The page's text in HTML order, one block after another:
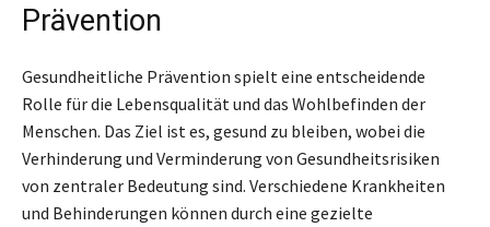
Prävention
Gesundheitliche Prävention spielt eine entscheidende
Rolle für die Lebensqualität und das Wohlbefinden der
Menschen. Das Ziel ist es, gesund zu bleiben, wobei die
Verhinderung und Verminderung von Gesundheitsrisiken
von zentraler Bedeutung sind. Verschiedene Krankheiten
und Behinderungen können durch eine gezielte